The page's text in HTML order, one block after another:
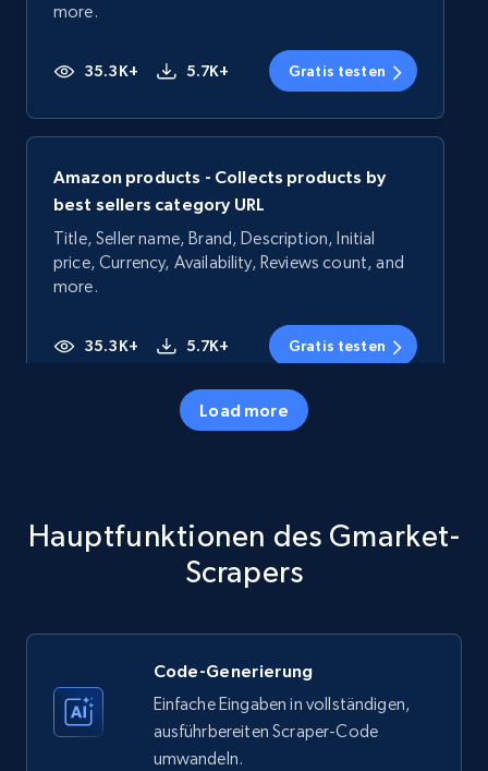
more.
35.3K+ 5.7K+ Gratis testen
Amazon products - Collects products by
best sellers category URL
Title, Seller name, Brand, Description, Initial
price, Currency, Availability, Reviews count, and
more.
35.3K+ 5.7K+ Gratis testen
price, Currency, Availability, Reviews count, and
Amazon products - Collects products by
specific keywords
Load more
Hauptfunktionen des Gmarket-
Scrapers
Code-Generierung
Einfache Eingaben in vollständigen,
ausführbereiten Scraper-Code
umwandeln.